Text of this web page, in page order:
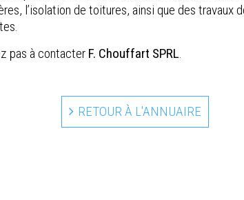
l’isolation de toitures, ainsi que des
pas à contacter F. Chouffart SPRL.
RETOUR À L'ANNUAIRE